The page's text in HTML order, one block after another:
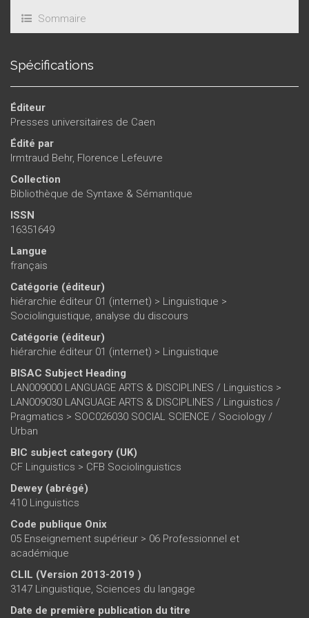
Sommaire
Spécifications
Éditeur
Presses universitaires de Caen
Édité par
Irmtraud Behr, Florence Lefeuvre
Collection
Bibliothèque de Syntaxe & Sémantique
ISSN
16351649
Langue
français
Catégorie (éditeur)
hiérarchie éditeur 01 (internet) > Linguistique >
Sociolinguistique, analyse du discours
Catégorie (éditeur)
hiérarchie éditeur 01 (internet) > Linguistique
BISAC Subject Heading
LAN009000 LANGUAGE ARTS & DISCIPLINES / Linguistics >
LAN009030 LANGUAGE ARTS & DISCIPLINES / Linguistics /
Pragmatics > SOC026030 SOCIAL SCIENCE / Sociology /
Urban
BIC subject category (UK)
CF Linguistics > CFB Sociolinguistics
Dewey (abrégé)
410 Linguistics
Code publique Onix
05 Enseignement supérieur > 06 Professionnel et
académique
CLIL (Version 2013-2019 )
3147 Linguistique, Sciences du langage
Date de première publication du titre